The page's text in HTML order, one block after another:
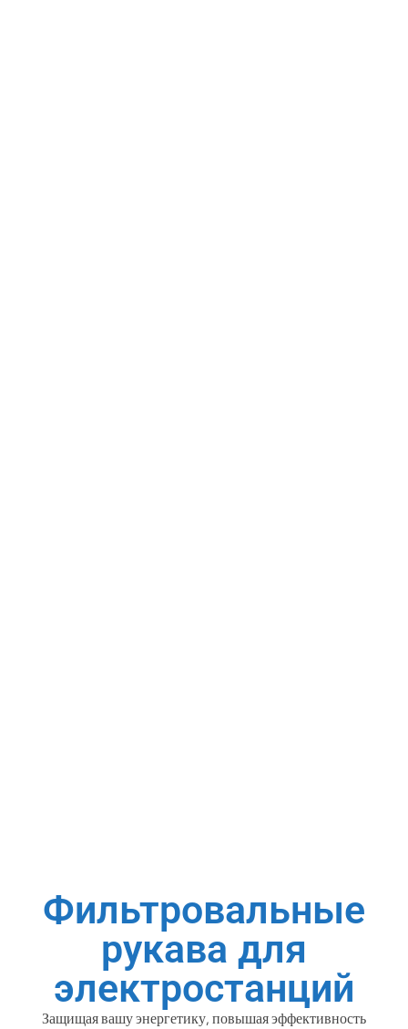
Фильтровальные
рукава для
электростанций
Защищая вашу энергетику, повышая эффективность